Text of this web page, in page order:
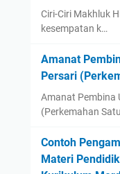
Ciri-Ciri Makhluk
kesempatan k…
Amanat
Persari
Amanat Pembina
(Perkemahan
Contoh
Materi